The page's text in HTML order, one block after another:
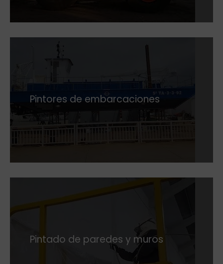
Pintores de embarcaciones
Pintado de paredes y muros